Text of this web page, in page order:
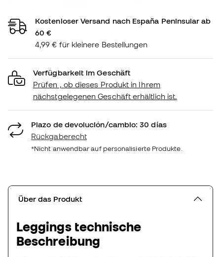
Kostenloser Versand nach España Peninsular ab
60 €
4,99 € für kleinere Bestellungen
Verfügbarkeit im Geschäft
Prüfen , ob dieses Produkt in Ihrem
nächstgelegenen Geschäft erhältlich ist.
Plazo de devolución/cambio: 30 días
Rückgaberecht
*Nicht anwendbar auf personalisierte Produkte.
Über das Produkt
Leggings technische
Beschreibung